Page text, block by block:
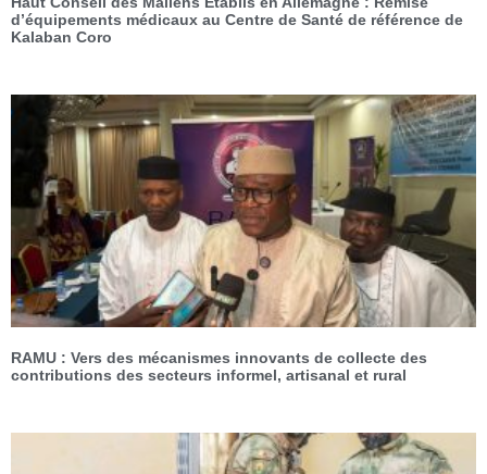
d’équipements médicaux au Centre de Santé de référence de
Kalaban Coro
RAMU : Vers des mécanismes innovants de collecte des
contributions des secteurs informel, artisanal et rural